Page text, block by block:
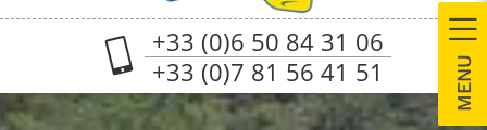
+33 (0)6 50 84 31 06
+33 (0)7 81 56 41 51